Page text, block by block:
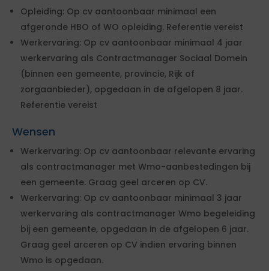
Opleiding: Op cv aantoonbaar minimaal een
afgeronde HBO of WO opleiding. Referentie vereist
Werkervaring: Op cv aantoonbaar minimaal 4 jaar
werkervaring als Contractmanager Sociaal Domein
(binnen een gemeente, provincie, Rijk of
zorgaanbieder), opgedaan in de afgelopen 8 jaar.
Referentie vereist
Wensen
Werkervaring: Op cv aantoonbaar relevante ervaring
als contractmanager met Wmo-aanbestedingen bij
een gemeente. Graag geel arceren op CV.
Werkervaring: Op cv aantoonbaar minimaal 3 jaar
werkervaring als contractmanager Wmo begeleiding
bij een gemeente, opgedaan in de afgelopen 6 jaar.
Graag geel arceren op CV indien ervaring binnen
Wmo is opgedaan.